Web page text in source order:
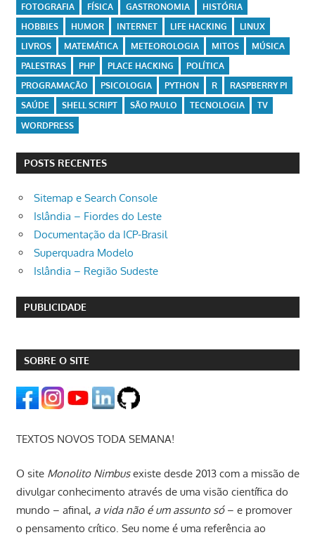
FOTOGRAFIA
FÍSICA GASTRONOMIA
HISTÓRIA
HOBBIES
HUMOR INTERNET LIFE HACKING
LINUX
LIVROS
MATEMÁTICA METEOROLOGIA MITOS
MÚSICA
PALESTRAS
PHP PLACE HACKING
POLÍTICA
PROGRAMAÇÃO
PSICOLOGIA PYTHON R
RASPBERRY PI
SAÚDE
SHELL SCRIPT SÃO PAULO TECNOLOGIA
TV
WORDPRESS
POSTS RECENTES
Sitemap e Search Console
Islândia – Fiordes do Leste
Documentação da ICP-Brasil
Superquadra Modelo
Islândia – Região Sudeste
PUBLICIDADE
SOBRE O SITE
TEXTOS NOVOS TODA SEMANA!
O site Monolito Nimbusexiste desde 2013 com a missão de
divulgar conhecimento através de uma visão científica do
mundo – afinal, a vida não é um assunto só– e promover
o pensamento crítico. Seu nome é uma referência ao